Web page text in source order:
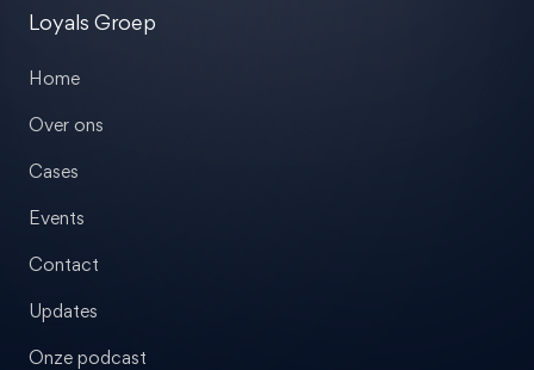
Loyals Groep
Home
Over ons
Cases
Events
Contact
Updates
Onze podcast